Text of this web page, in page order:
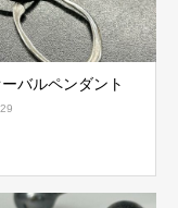
バルペンダント